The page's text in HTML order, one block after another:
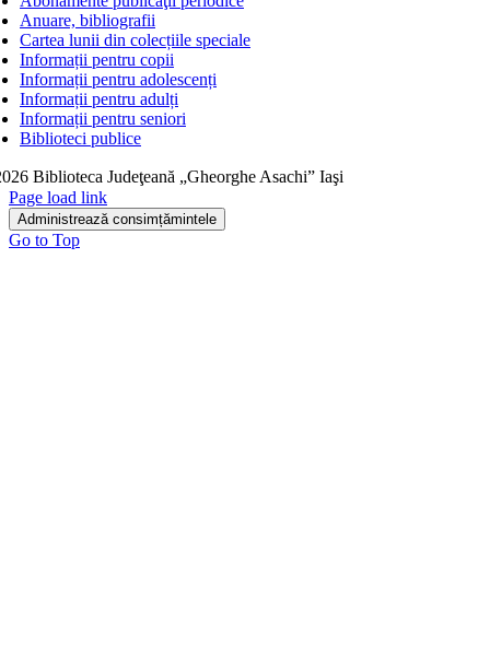
Anuare, bibliografii
Cartea lunii din colecțiile speciale
Informații pentru copii
Informații pentru adolescenți
Informații pentru adulți
Informații pentru seniori
Biblioteci publice
Biblioteca Judeţeană „Gheorghe Asachi” Iaşi
Page load link
Administrează consimțămintele
Go to Top